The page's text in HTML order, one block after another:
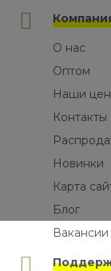
О нас
Оптом
Наши
Контакты
Новинки
Карта
Блог
Вакансии